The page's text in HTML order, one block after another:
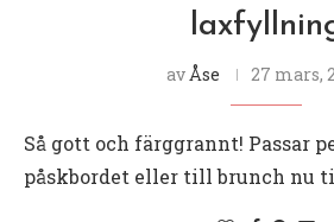
av Åse 27 mars,
Så gott och färggrannt! Passar
påskbordet eller till brunch nu